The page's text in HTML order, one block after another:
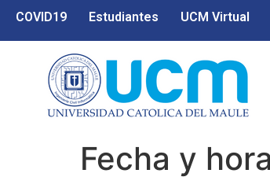
COVID19 Estudiantes UCM Virtual
Fecha y